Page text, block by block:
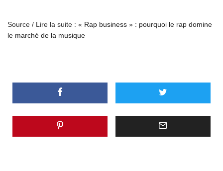
Source / Lire la suite : « Rap business » : pourquoi le rap domine
le marché de la musique